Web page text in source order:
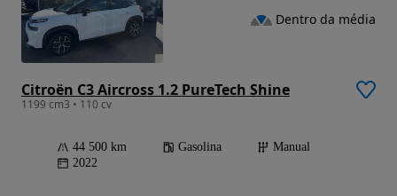
Citroën C3 Aircross 1.2 PureTech Shine
1199 cm3 • 110 cv
44 500 km Gasolina
Manual
2022
Dentro da média